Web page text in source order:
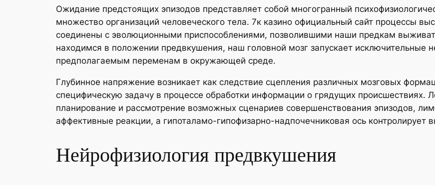
Ожидание предстоящих эпизодов представляет собой многогранный
множество организаций человеческого тела. 7к казино официальный сайт процессы
соединены с эволюционными приспособлениями, позволившими наши предкам
находимся в положении предвкушения, наш головной мозг запускает исключительные
предполагаемым переменам в окружающей среде.
Глубинное напряжение возникает как следствие сцепления различных мозговых
специфическую задачу в процессе обработки информации о грядущих происшествиях.
планирование и рассмотрение возможных сценариев совершенствования эпизодов,
аффективные реакции, а гипоталамо-гипофизарно-надпочечниковая ось контролирует
Нейрофизиология предвкушения